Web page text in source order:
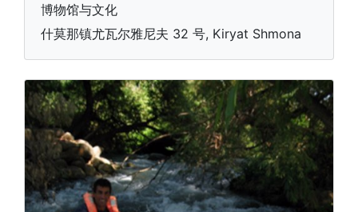
博物馆与文化
什莫那镇尤瓦尔雅尼夫 32 号, Kiryat Shmona